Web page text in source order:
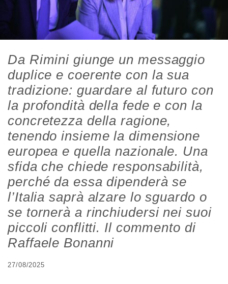
Da Rimini giunge un messaggio
duplice e coerente con la sua
tradizione: guardare al futuro con
la profondità della fede e con la
concretezza della ragione,
tenendo insieme la dimensione
europea e quella nazionale. Una
sfida che chiede responsabilità,
perché da essa dipenderà se
l’Italia saprà alzare lo sguardo o
se tornerà a rinchiudersi nei suoi
piccoli conflitti. Il commento di
Raffaele Bonanni
27/08/2025